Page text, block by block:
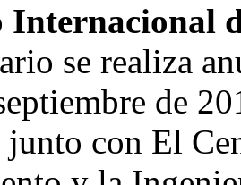
Internacional
se realiza
de
junto con El